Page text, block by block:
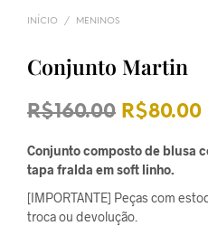
INÍCIO / MENINOS
Conjunto Martin
R$160.00 O
preço
original
era:
R$80.00O
Conjunto composto de blusa
tapa fralda em soft linho.
[IMPORTANTE] Peças com
troca ou devolução.